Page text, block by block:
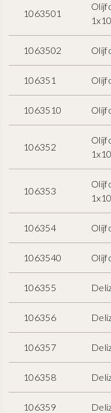
1063501
1063502
106351
1063510
106352
106353
106354
1063540
106355
106356
106357
106358
106359